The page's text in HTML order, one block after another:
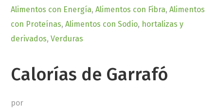
Alimentos con Energía,Alimentos con Fibra,Alimentos
con Proteínas,Alimentos con Sodio, hortalizas y
derivados,Verduras
Calorías de Garrafó
por